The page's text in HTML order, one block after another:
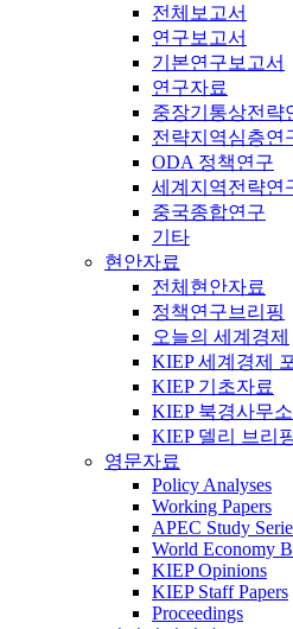
전체보고서
연구보고서
기본연구보고서
연구자료
중장기통상전략
전략지역심층연
ODA 정책연구
세계지역전략연
중국종합연구
기타
현안자료
전체현안자료
정책연구브리핑
오늘의 세계경제
KIEP 세계경제
KIEP 기초자료
KIEP 북경사무
KIEP 델리 브리
영문자료
Policy Analyses
Working Papers
APEC Study
World Economy
KIEP Opinions
KIEP Staff Papers
Proceedings